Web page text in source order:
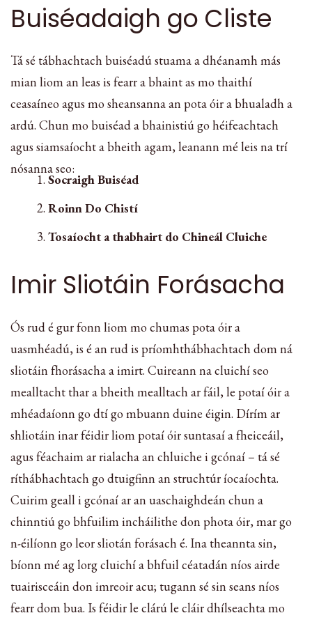
Buiséadaigh go Cliste
Tá sé tábhachtach buiséadú stuama a dhéanamh más
mian liom an leas is fearr a bhaint as mo thaithí
ceasaíneo agus mo sheansanna an pota óir a bhualadh a
ardú. Chun mo buiséad a bhainistiú go héifeachtach
agus siamsaíocht a bheith agam, leanann mé leis na trí
nósanna seo:
Socraigh Buiséad
Roinn Do Chistí
Tosaíocht a thabhairt do Chineál Cluiche
Imir Sliotáin Forásacha
Ós rud é gur fonn liom mo chumas pota óir a
uasmhéadú, is é an rud is príomhthábhachtach dom ná
sliotáin fhorásacha a imirt. Cuireann na cluichí seo
mealltacht thar a bheith mealltach ar fáil, le potaí óir a
mhéadaíonn go dtí go mbuann duine éigin. Dírím ar
shliotáin inar féidir liom potaí óir suntasaí a fheiceáil,
agus féachaim ar rialacha an chluiche i gcónaí – tá sé
ríthábhachtach go dtuigfinn an struchtúr íocaíochta.
Cuirim geall i gcónaí ar an uaschaighdeán chun a
chinntiú go bhfuilim incháilithe don phota óir, mar go
n-éilíonn go leor sliotán forásach é. Ina theannta sin,
bíonn mé ag lorg cluichí a bhfuil céatadán níos airde
tuairisceáin don imreoir acu; tugann sé sin seans níos
fearr dom bua. Is féidir le clárú le cláir dhílseachta mo